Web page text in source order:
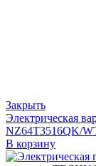
Закрыть
Электрическая
NZ64T3516QK/
В корзину